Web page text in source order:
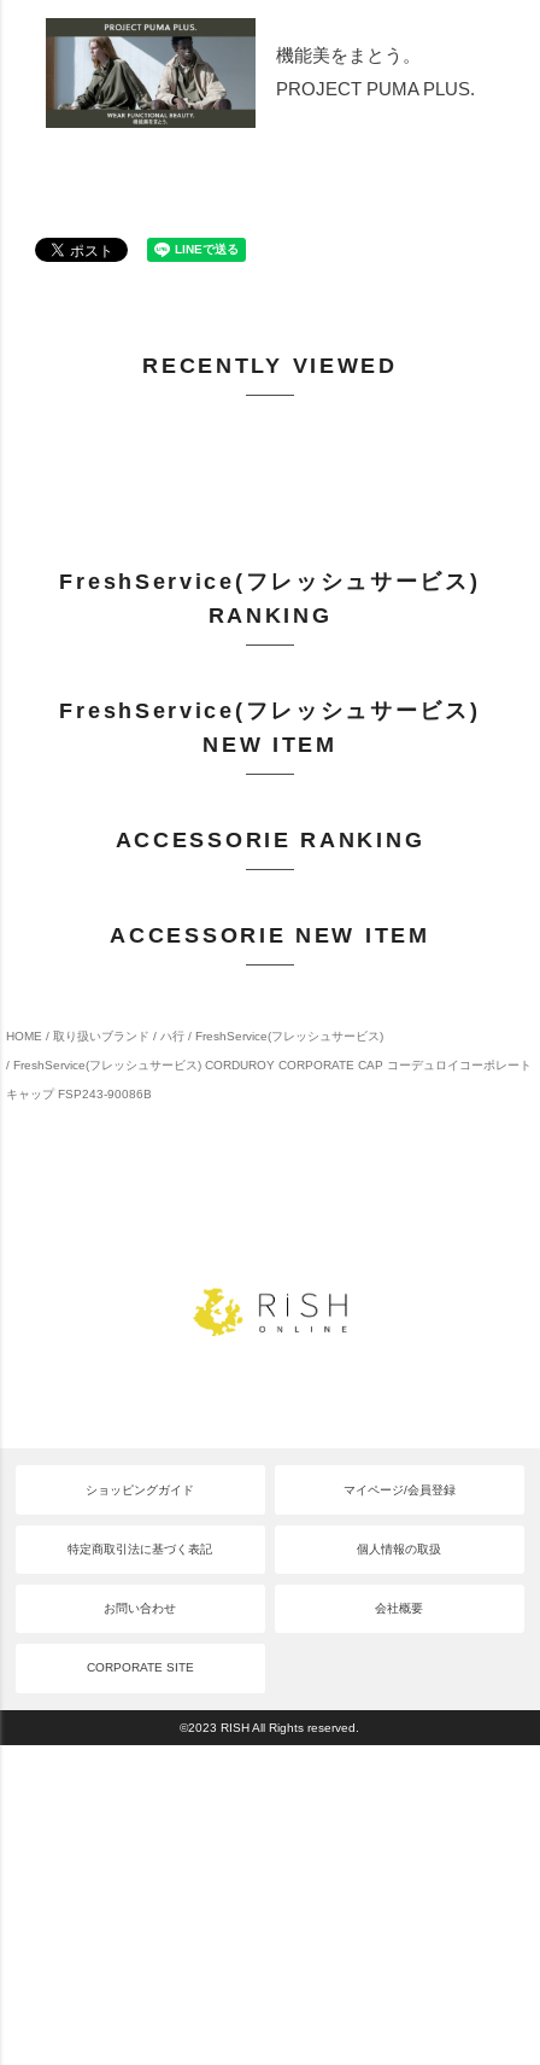
機能美をまとう。
PROJECT PUMA PLUS.
RECENTLY VIEWED
FreshService(フレッシュサービス)
RANKING
FreshService(フレッシュサービス)
NEW ITEM
ACCESSORIE RANKING
ACCESSORIE NEW ITEM
HOME 取り扱いブランド ハ行 FreshService(フレッシュサービス)
FreshService(フレッシュサービス) CORDUROY CORPORATE CAP コーデュロイコーポレート
キャップ FSP243-90086B
ショッピングガイド マイページ/会員登録
特定商取引法に基づく表記 個人情報の取扱
お問い合わせ 会社概要
CORPORATE SITE
©2023 RISH All Rights reserved.